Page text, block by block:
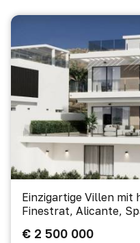
Einzigartige Villen mit
Finestrat, Alicante,
€ 2 500 000